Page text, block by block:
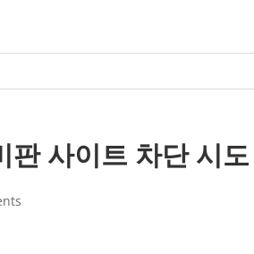
판 사이트 차단 시도